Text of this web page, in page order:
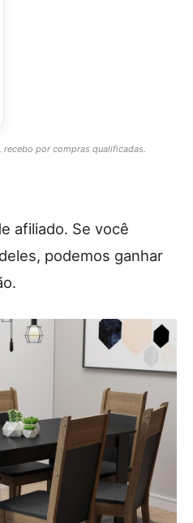
recebo por compras qualificadas.
afiliado. Se você
podemos ganhar